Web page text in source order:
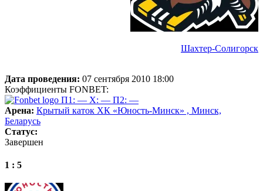
Шахтер-Солигорск
Дата проведения: 07 сентября 2010 18:00
Коэффициенты FONBET:
П1: — X: — П2: —
Арена: Крытый каток ХК «Юность-Минск» , Минск,
Беларусь
Статус:
Завершен
1 : 5